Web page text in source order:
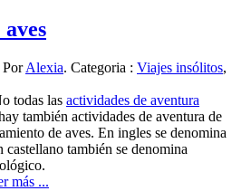
PorAlexia. Categoria : Viajes insólitos,
todas las actividades de aventura
también actividades de aventura de
de aves. En ingles se denomina
también se denomina
más ...